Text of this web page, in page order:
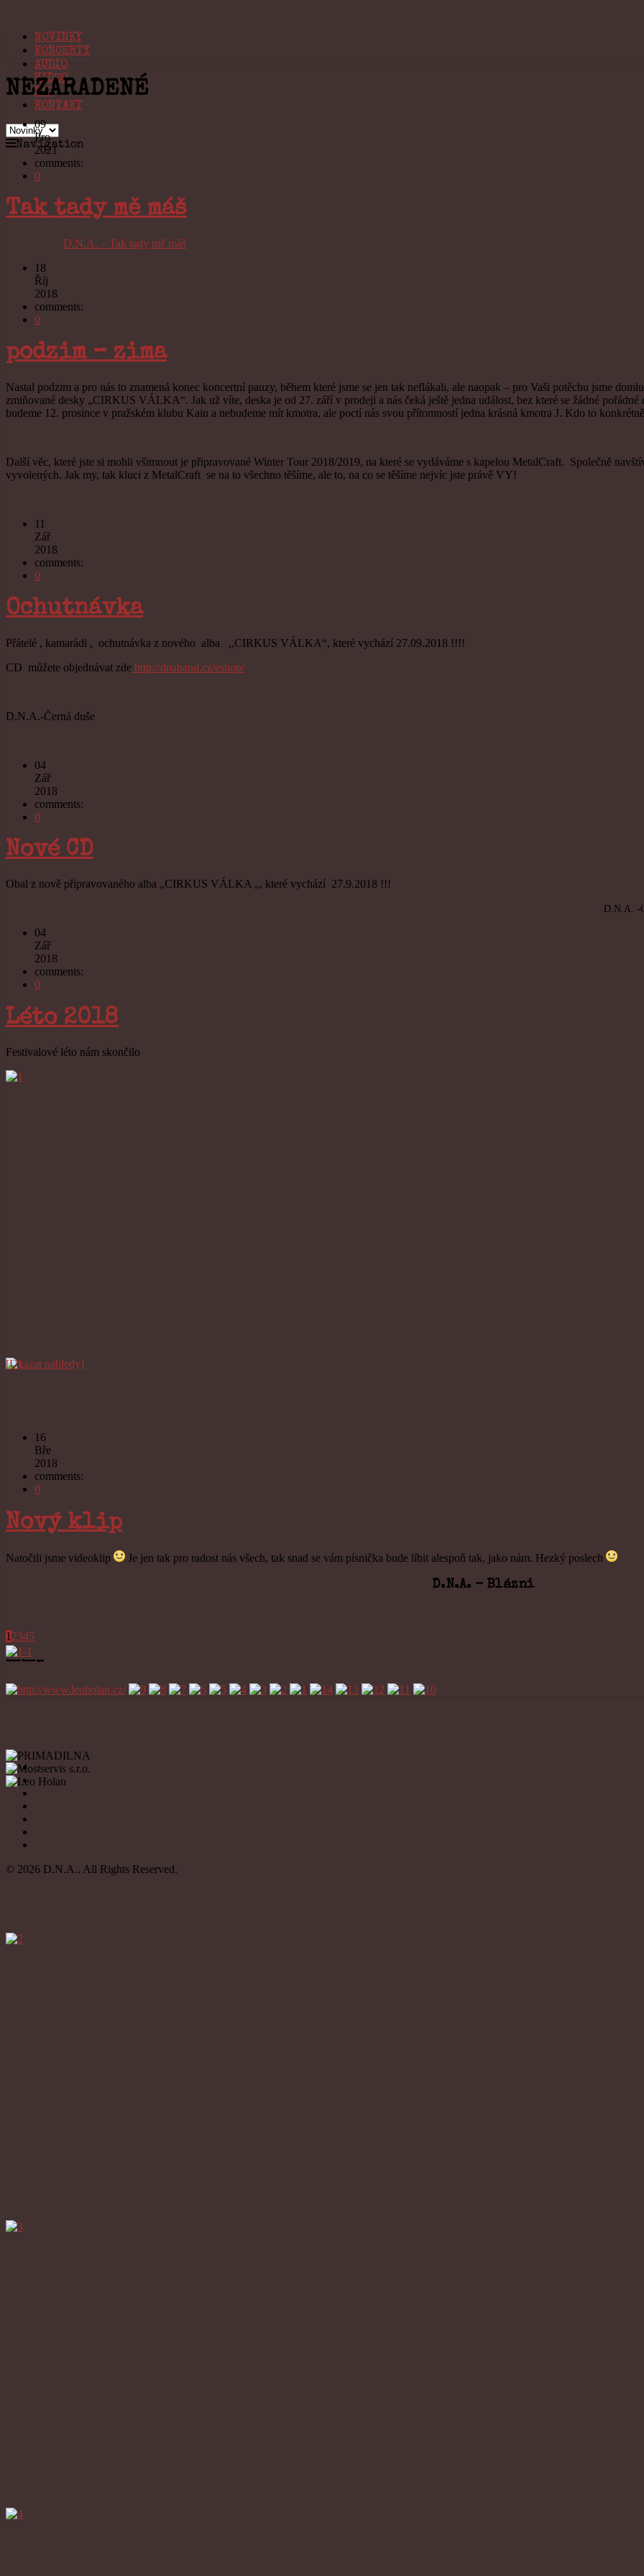
NOVINKY
KONCERTY
AUDIO
VIDEO
BIO
KONTAKT
Navigation
NEZARADENÉ
09
Pro
2021
comments:
0
Tak tady mě máš
D.N.A. – Tak tady mě máš
18
Říj
2018
comments:
0
podzim – zima
Nastal podzim a pro nás to znamená konec koncertní pauzy, během které jsme se jen tak neflákali, ale naopak – pro Vaši potěchu jsme
zmiňované desky „CIRKUS VÁLKA“. Jak už víte, deska je od 27. září v prodeji a nás čeká ještě jedna událost, bez které se žádné
budeme 12. prosince v pražském klubu Kain a nebudeme mít kmotra, ale poctí nás svou přítomností jedna krásná kmotra J. Kdo to
Další věc, které jste si mohli všimnout je připravované Winter Tour 2018/2019, na které se vydáváme s kapelou MetalCraft. Společně
vyvolených. Jak my, tak kluci z MetalCraft se na to všechno těšíme, ale to, na co se těšíme nejvíc jste právě VY!
11
Zář
2018
comments:
0
Ochutnávka
Přátelé , kamarádi , ochutnávka z nového alba ,,CIRKUS VÁLKA“, které vychází 27.09.2018 !!!!
CD můžete objednávat zde http://dnaband.cz/eshop/
D.N.A.-Černá duše
04
Zář
2018
comments:
0
Nové CD
Obal z nově připravovaného alba „CIRKUS VÁLKA „, které vychází 27.9.2018 !!!
D.N.A. -CIRKUS
04
Zář
2018
comments:
0
Léto 2018
Festivalové léto nám skončilo
[Ukázat náhledy]
16
Bře
2018
comments:
0
Nový klip
Natočili jsme videoklip Je jen tak pro radost nás všech, tak snad se vám písnička bude líbit alespoň tak, jako nám. Hezký poslech
D.N.A. – Blázni
1 2345
——–
© 2026 D.N.A.. All Rights Reserved.